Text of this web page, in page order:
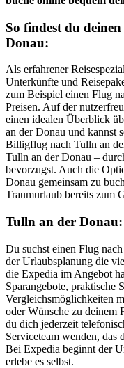
So findest du
Donau:
Als erfahrener
Unterkünfte und
zum Beispiel einen Flug
Preisen. Auf der
einen idealen Überblick
an der Donau und kannst
Billigflug nach Tulln an
Tulln an der Donau –
bevorzugst. Auch die
Donau gemeinsam zu
Traumurlaub bereits zum
Tulln an der
Du suchst einen Flug
der Urlaubsplanung die
die Expedia im Angebot
Sparangebote, praktische
Vergleichsmöglichkeiten
oder Wünsche zu deinem
du dich jederzeit
Serviceteam wenden, das
Bei Expedia beginnt der
erlebe es selbst.